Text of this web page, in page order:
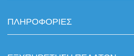
ΠΛΗΡΟΦΟΡΙΕΣ